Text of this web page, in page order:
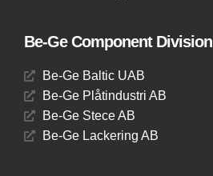
Be-Ge Component Division
Be-Ge Baltic UAB
Be-Ge Plåtindustri AB
Be-Ge Stece AB
Be-Ge Lackering AB